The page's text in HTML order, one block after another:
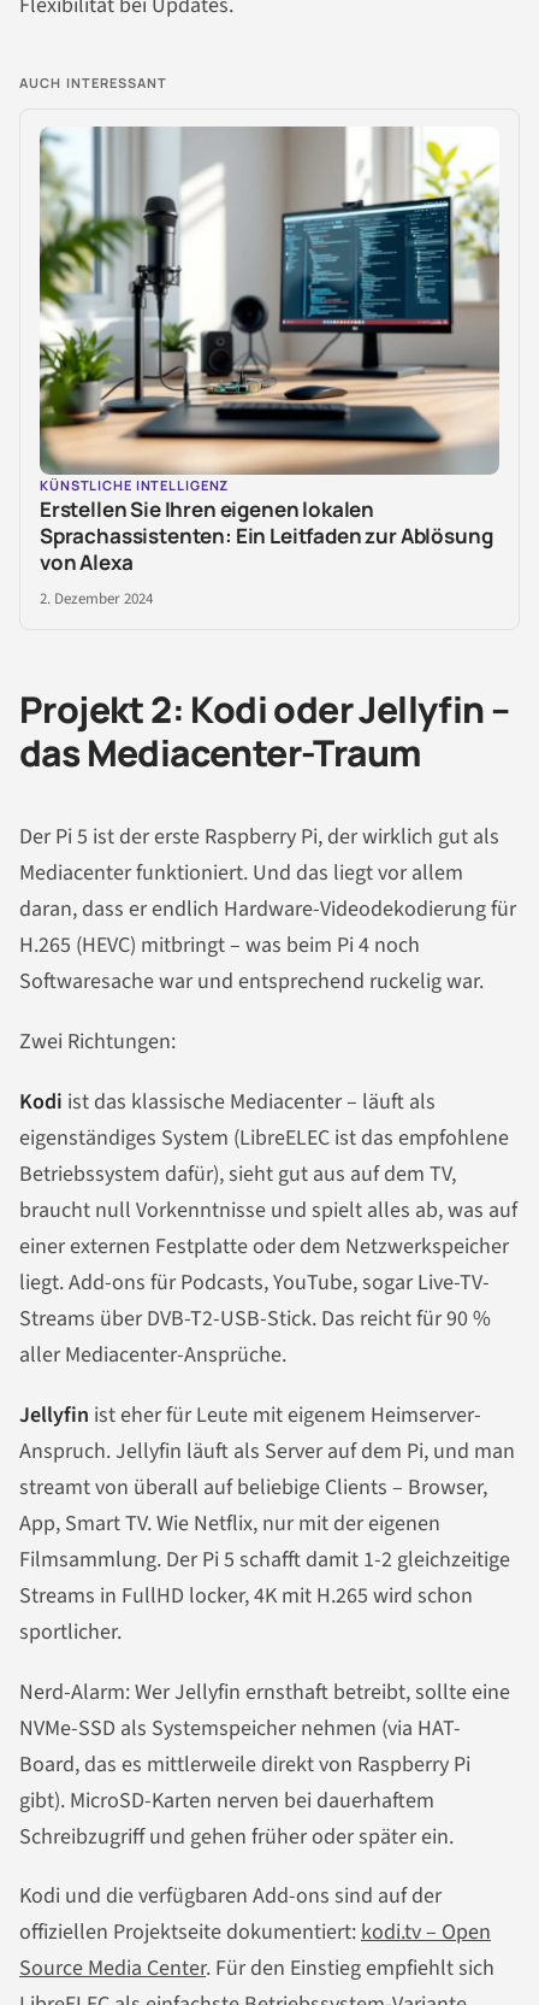
AUCH INTERESSANT
KÜNSTLICHE INTELLIGENZ
Erstellen Sie Ihren eigenen lokalen
Sprachassistenten: Ein Leitfaden zur Ablösung
von Alexa
2. Dezember 2024
Projekt 2: Kodi oder Jellyfin –
das Mediacenter-Traum
Der Pi 5 ist der erste Raspberry Pi, der wirklich gut als
Mediacenter funktioniert. Und das liegt vor allem
daran, dass er endlich Hardware-Videodekodierung für
H.265 (HEVC) mitbringt – was beim Pi 4 noch
Softwaresache war und entsprechend ruckelig war.
Zwei Richtungen:
Kodi ist das klassische Mediacenter – läuft als
eigenständiges System (LibreELEC ist das empfohlene
Betriebssystem dafür), sieht gut aus auf dem TV,
braucht null Vorkenntnisse und spielt alles ab, was auf
einer externen Festplatte oder dem Netzwerkspeicher
liegt. Add-ons für Podcasts, YouTube, sogar Live-TV-
Streams über DVB-T2-USB-Stick. Das reicht für 90 %
aller Mediacenter-Ansprüche.
Jellyfin ist eher für Leute mit eigenem Heimserver-
Anspruch. Jellyfin läuft als Server auf dem Pi, und man
streamt von überall auf beliebige Clients – Browser,
App, Smart TV. Wie Netflix, nur mit der eigenen
Filmsammlung. Der Pi 5 schafft damit 1-2 gleichzeitige
Streams in FullHD locker, 4K mit H.265 wird schon
sportlicher.
Nerd-Alarm: Wer Jellyfin ernsthaft betreibt, sollte eine
NVMe-SSD als Systemspeicher nehmen (via HAT-
Board, das es mittlerweile direkt von Raspberry Pi
gibt). MicroSD-Karten nerven bei dauerhaftem
Schreibzugriff und gehen früher oder später ein.
Kodi und die verfügbaren Add-ons sind auf der
offiziellen Projektseite dokumentiert:kodi.tv – Open
Source Media Center. Für den Einstieg empfiehlt sich